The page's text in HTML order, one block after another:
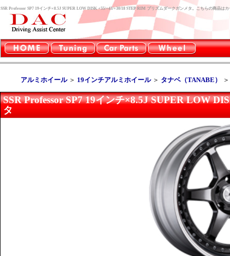
SSR Professor SP7 19インチ×8.5J SUPER LOW DISK +55/+43/+30/18 STEP RIM プリズムダークガンメタ。こちらの商品は
アルミホイール＞ 19インチアルミホイール＞ タナベ（TANABE）
SSR Professor SP7 19インチ×8.5J SUPER LOW
タ